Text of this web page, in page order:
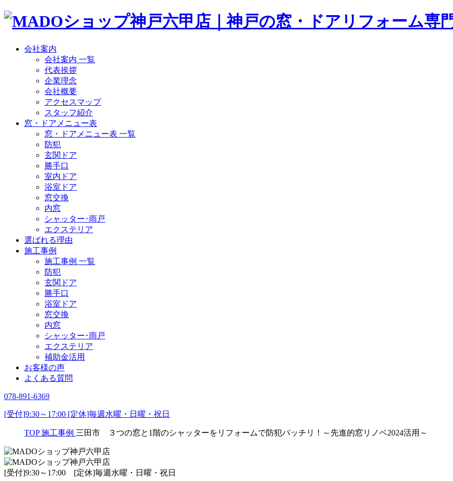
会社案内
会社案内 一覧
代表挨拶
企業理念
会社概要
アクセスマップ
スタッフ紹介
窓・ドアメニュー表
窓・ドアメニュー表 一覧
防犯
玄関ドア
勝手口
室内ドア
浴室ドア
窓交換
内窓
シャッター･雨戸
エクステリア
選ばれる理由
施工事例
施工事例 一覧
防犯
玄関ドア
勝手口
浴室ドア
窓交換
内窓
シャッター･雨戸
エクステリア
補助金活用
お客様の声
よくある質問
078-891-6369
[受付]9:30～17:00 [定休]毎週水曜・日曜・祝日
TOP 施工事例 三田市 ３つの窓と1階のシャッターをリフォームで防犯バッチリ！～先進的窓リノベ2024活用～
[受付]9:30～17:00 [定休]毎週水曜・日曜・祝日